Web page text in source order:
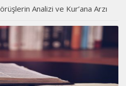
Analizi ve Kur’ana Arzı